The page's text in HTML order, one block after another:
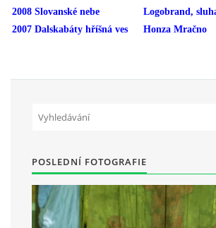
MÍSTO PRO VAŠE VZKAZY!!
Chocerady 4
257 24 Chocerady
IČ: 498 28 614
2008 Slovanské nebe
Logobrand,
2007 Dalskabáty hříšná ves Honza Mračno
POSLEDNÍ FOTOGRAFIE